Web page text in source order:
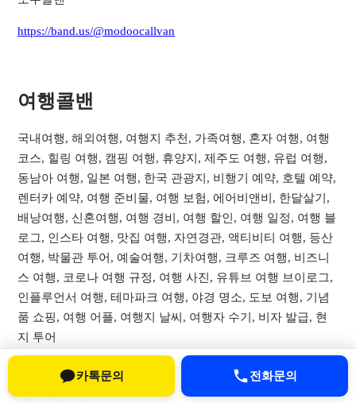
https://band.us/@modoocallvan
여행콜밴​
국내여행, 해외여행, 여행지 추천, 가족여행, 혼자 여행, 여행
코스, 힐링 여행, 캠핑 여행, 휴양지, 제주도 여행, 유럽 여행,
동남아 여행, 일본 여행, 한국 관광지, 비행기 예약, 호텔 예약,
렌터카 예약, 여행 준비물, 여행 보험, 에어비앤비, 한달살기,
배낭여행, 신혼여행, 여행 경비, 여행 할인, 여행 일정, 여행 블
로그, 인스타 여행, 맛집 여행, 자연경관, 액티비티 여행, 등산
여행, 박물관 투어, 예술여행, 기차여행, 크루즈 여행, 비즈니
스 여행, 코로나 여행 규정, 여행 사진, 유튜브 여행 브이로그,
인플루언서 여행, 테마파크 여행, 야경 명소, 도보 여행, 기념
품 쇼핑, 여행 어플, 여행지 날씨, 여행자 수기, 비자 발급, 현
지 투어
카톡문의 전화문의